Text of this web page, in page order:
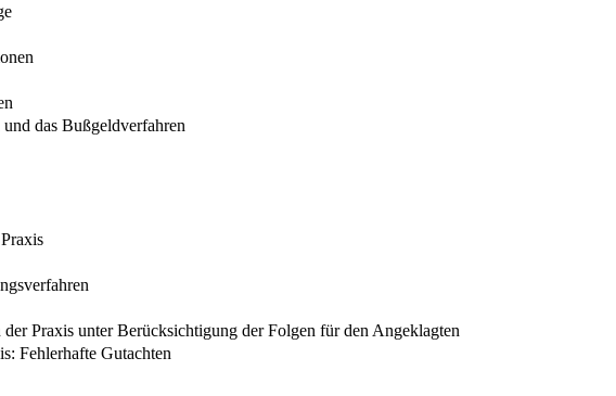
das Bußgeldverfahren
Praxis unter Berücksichtigung der Folgen für den Angeklagten
Fehlerhafte Gutachten